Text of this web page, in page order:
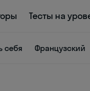
Тесты на
себя Французский